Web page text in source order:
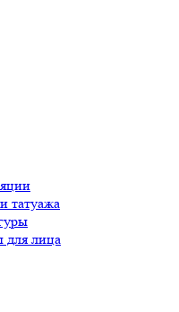
татуажа
для лица